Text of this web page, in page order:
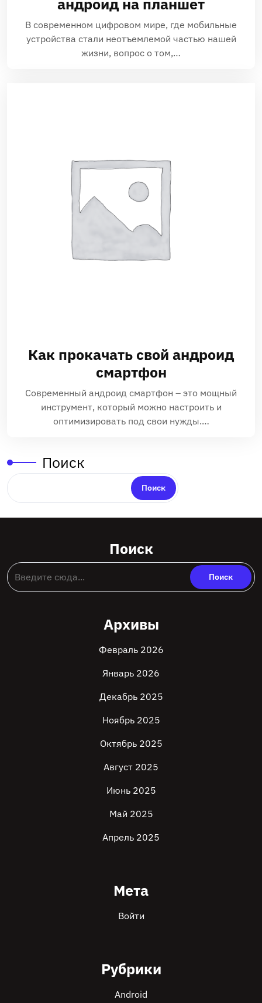
В современном цифровом мире, где мобильные
устройства стали неотъемлемой частью нашей
жизни, вопрос о том,…
Как прокачать свой андроид
смартфон
Современный андроид смартфон – это мощный
инструмент, который можно настроить и
оптимизировать под свои нужды.…
Поиск
Поиск
Поиск
Архивы
Февраль 2026
Январь 2026
Декабрь 2025
Ноябрь 2025
Октябрь 2025
Август 2025
Июнь 2025
Май 2025
Апрель 2025
Мета
Войти
Рубрики
Android